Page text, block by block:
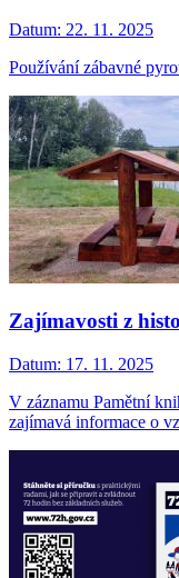
Datum: 22. 11. 2025
Používání zábavné
Zajímavosti z
Datum: 17. 11. 2025
V záznamu Pamětní
zajímavá informace o